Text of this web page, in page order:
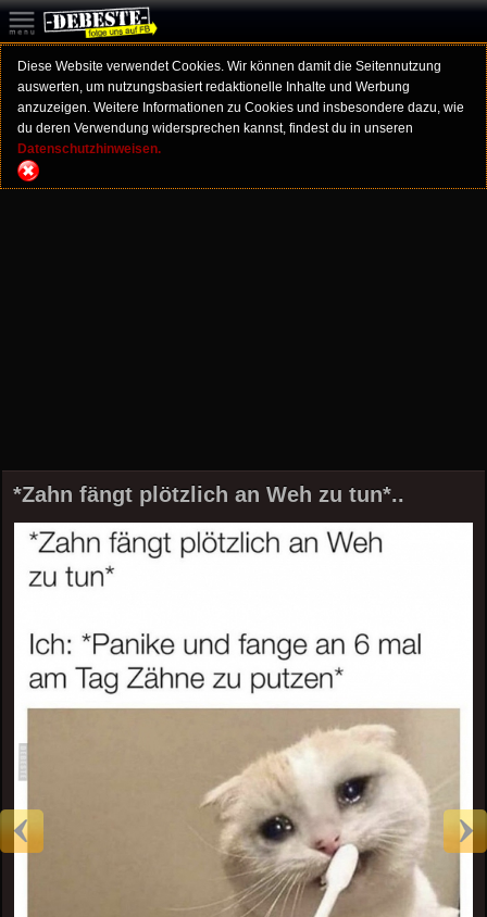
Diese Website verwendet Cookies. Wir können damit die Seitennutzung
auswerten, um nutzungsbasiert redaktionelle Inhalte und Werbung
anzuzeigen. Weitere Informationen zu Cookies und insbesondere dazu, wie
du deren Verwendung widersprechen kannst, findest du in unseren
Datenschutzhinweisen.
*Zahn fängt plötzlich an Weh zu tun*..